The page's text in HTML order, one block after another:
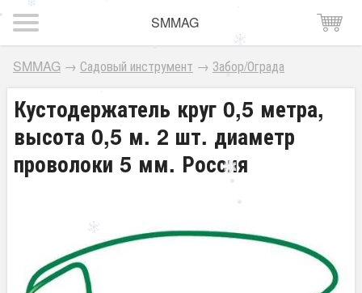
SMMAG
SMMAG → Садовый инструмент → Забор/Ограда
Кустодержатель круг 0,5 метра,
высота 0,5 м. 2 шт. диаметр
проволоки 5 мм. Россия